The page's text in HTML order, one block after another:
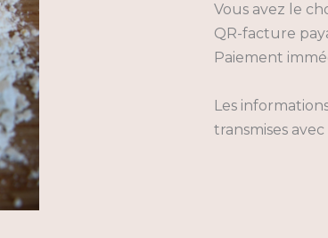
Vous avez le
QR-facture
Paiement
Les
transmises